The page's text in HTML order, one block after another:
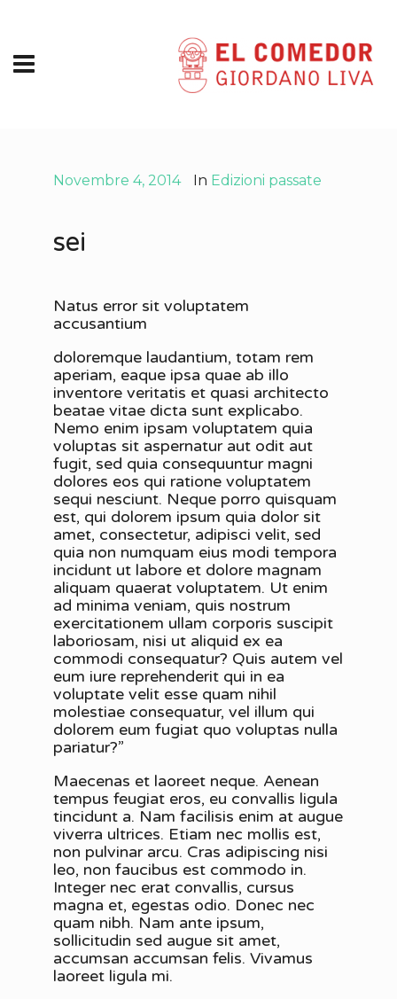
Novembre 4, 2014 In Edizioni passate
sei
Natus error sit voluptatem
accusantium
doloremque laudantium, totam rem
aperiam, eaque ipsa quae ab illo
inventore veritatis et quasi architecto
beatae vitae dicta sunt explicabo.
Nemo enim ipsam voluptatem quia
voluptas sit aspernatur aut odit aut
fugit, sed quia consequuntur magni
dolores eos qui ratione voluptatem
sequi nesciunt. Neque porro quisquam
est, qui dolorem ipsum quia dolor sit
amet, consectetur, adipisci velit, sed
quia non numquam eius modi tempora
incidunt ut labore et dolore magnam
aliquam quaerat voluptatem. Ut enim
ad minima veniam, quis nostrum
exercitationem ullam corporis suscipit
laboriosam, nisi ut aliquid ex ea
commodi consequatur? Quis autem vel
eum iure reprehenderit qui in ea
voluptate velit esse quam nihil
molestiae consequatur, vel illum qui
dolorem eum fugiat quo voluptas nulla
pariatur?”
Maecenas et laoreet neque. Aenean
tempus feugiat eros, eu convallis ligula
tincidunt a. Nam facilisis enim at augue
viverra ultrices. Etiam nec mollis est,
non pulvinar arcu. Cras adipiscing nisi
leo, non faucibus est commodo in.
Integer nec erat convallis, cursus
magna et, egestas odio. Donec nec
quam nibh. Nam ante ipsum,
sollicitudin sed augue sit amet,
accumsan accumsan felis. Vivamus
laoreet ligula mi.